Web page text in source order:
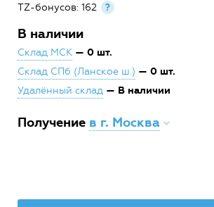
TZ-бонусов: 162 ?
В наличии
Склад МСК — 0 шт.
Склад СПб (Ланское ш.) — 0 шт.
Удалённый склад — В наличии
Получение в г. Москва